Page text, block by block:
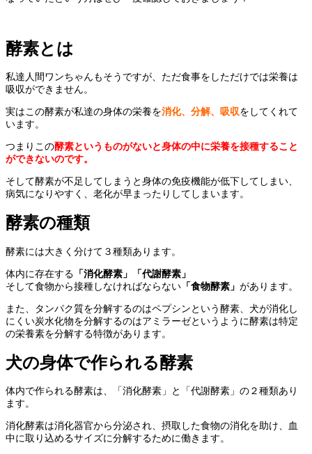
酵素とは
私達人間ワンちゃんもそうですが、ただ食事をしただけでは栄養は
吸収ができません。
実はこの酵素が私達の身体の栄養を消化、分解、吸収をしてくれて
います。
つまりこの酵素というものがないと身体の中に栄養を接種すること
ができないのです。
そして酵素が不足してしまうと身体の免疫機能が低下してしまい、
病気になりやすく、老化が早まったりしてしまいます。
酵素の種類
酵素には大きく分けて３種類あります。
体内に存在する 「消化酵素」「代謝酵素」
そして食物から接種しなければならない 「食物酵素」 があります。
また、タンパク質を分解するのはペプシンという酵素、犬が消化し
にくい炭水化物を分解するのはアミラーゼというように酵素は特定
の栄養素を分解する特徴があります。
犬の身体で作られる酵素
体内で作られる酵素は、「消化酵素」と「代謝酵素」の２種類あり
ます。
消化酵素は消化器官から分泌され、摂取した食物の消化を助け、血
中に取り込めるサイズに分解するために働きます。